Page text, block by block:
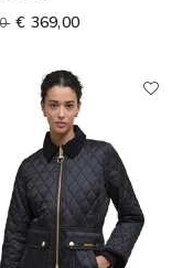
€ 369,00